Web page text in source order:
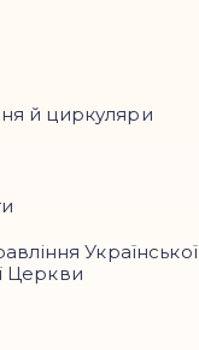
й циркуляри
Української
Церкви